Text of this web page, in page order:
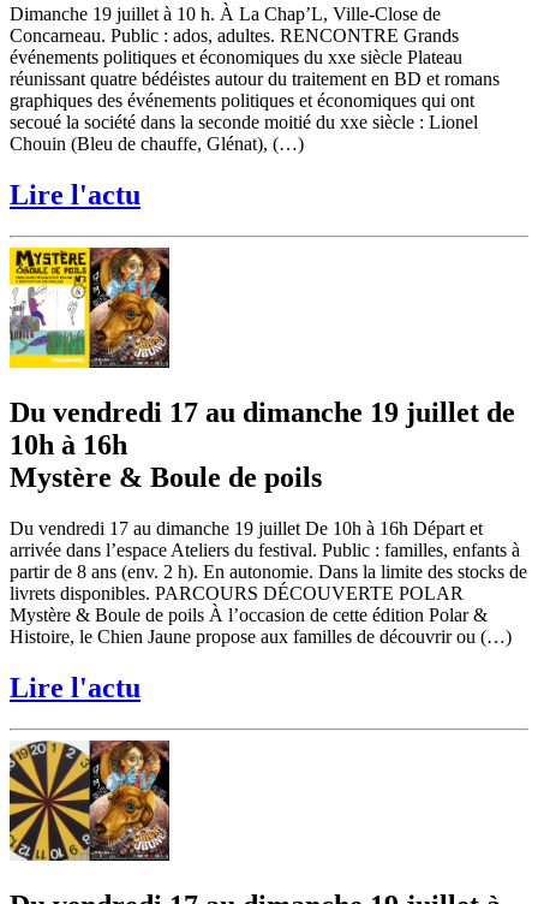
Dimanche 19 juillet à 10 h. À La Chap’L, Ville-Close de
Concarneau. Public : ados, adultes. RENCONTRE Grands
événements politiques et économiques du xxe siècle Plateau
réunissant quatre bédéistes autour du traitement en BD et romans
graphiques des événements politiques et économiques qui ont
secoué la société dans la seconde moitié du xxe siècle : Lionel
Chouin (Bleu de chauffe, Glénat), (…)
Lire l'actu
Du vendredi 17 au dimanche 19 juillet de
10h à 16h
Mystère & Boule de poils
Du vendredi 17 au dimanche 19 juillet De 10h à 16h Départ et
arrivée dans l’espace Ateliers du festival. Public : familles, enfants à
partir de 8 ans (env. 2 h). En autonomie. Dans la limite des stocks de
livrets disponibles. PARCOURS DÉCOUVERTE POLAR
Mystère & Boule de poils À l’occasion de cette édition Polar &
Histoire, le Chien Jaune propose aux familles de découvrir ou (…)
Lire l'actu